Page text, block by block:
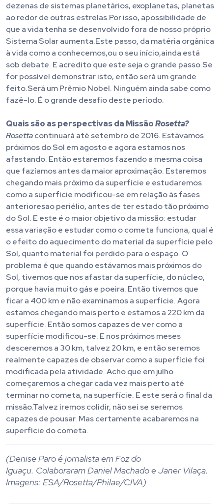
dezenas de sistemas planetários, exoplanetas, planetas
ao redor de outras estrelas.Por isso, apossibilidade de
que a vida tenha se desenvolvido fora de nosso próprio
Sistema Solar aumenta.Este passo, da matéria orgânica
à vida como a conhecemos,ou o seu início,ainda está
sob debate. E acredito que este seja o grande passo.Se
for possível demonstrar isto, então será um grande
feito.Será um Prêmio Nobel. Ninguém ainda sabe como
fazê-lo. É o grande desafio deste período.
Quais são as perspectivas da MissãoRosetta?
Rosettacontinuará até setembro de 2016. Estávamos
próximos do Sol em agosto e agora estamos nos
afastando. Então estaremos fazendo a mesma coisa
que fazíamos antes da maior aproximação. Estaremos
chegando mais próximo da superfície e estudaremos
como a superfície modificou-se em relação às fases
anterioresao periélio, antes de ter estado tão próximo
do Sol. E este é o maior objetivo da missão: estudar
essa variação e estudar como o cometa funciona, qual é
o efeito do aquecimento do material da superfície pelo
Sol, quanto material foi perdido para o espaço. O
problema é que quando estávamos mais próximos do
Sol, tivemos que nos afastar da superfície, do núcleo,
porque havia muito gás e poeira. Então tivemos que
ficar a 400 km e não examinamos a superfície. Agora
estamos chegando mais perto e estamos a 220 km da
superfície. Então somos capazes de ver como a
superfície modificou-se. E nos próximos meses
desceremos a 30 km, talvez 20 km, e então seremos
realmente capazes de observar como a superfície foi
modificada pela atividade. Acho que em julho
começaremos a chegar cada vez mais perto até
terminar no cometa, na superfície. E este será o final da
missão.Talvez iremos colidir, não sei se seremos
capazes de pousar. Mas certamente acabaremos na
superfície do cometa.
(Denise Paro é jornalista em Foz do
Iguaçu. Colaboraram Daniel Machado e Janer Vilaça.
Imagens: ESA/Rosetta/Philae/CIVA)